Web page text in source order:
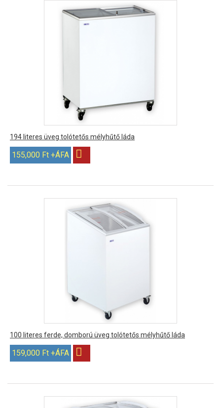
194 literes üveg tolótetős mélyhűtő láda
155,000 Ft +ÁFA
100 literes ferde, domború üveg tolótetős mélyhűtő láda
159,000 Ft +ÁFA